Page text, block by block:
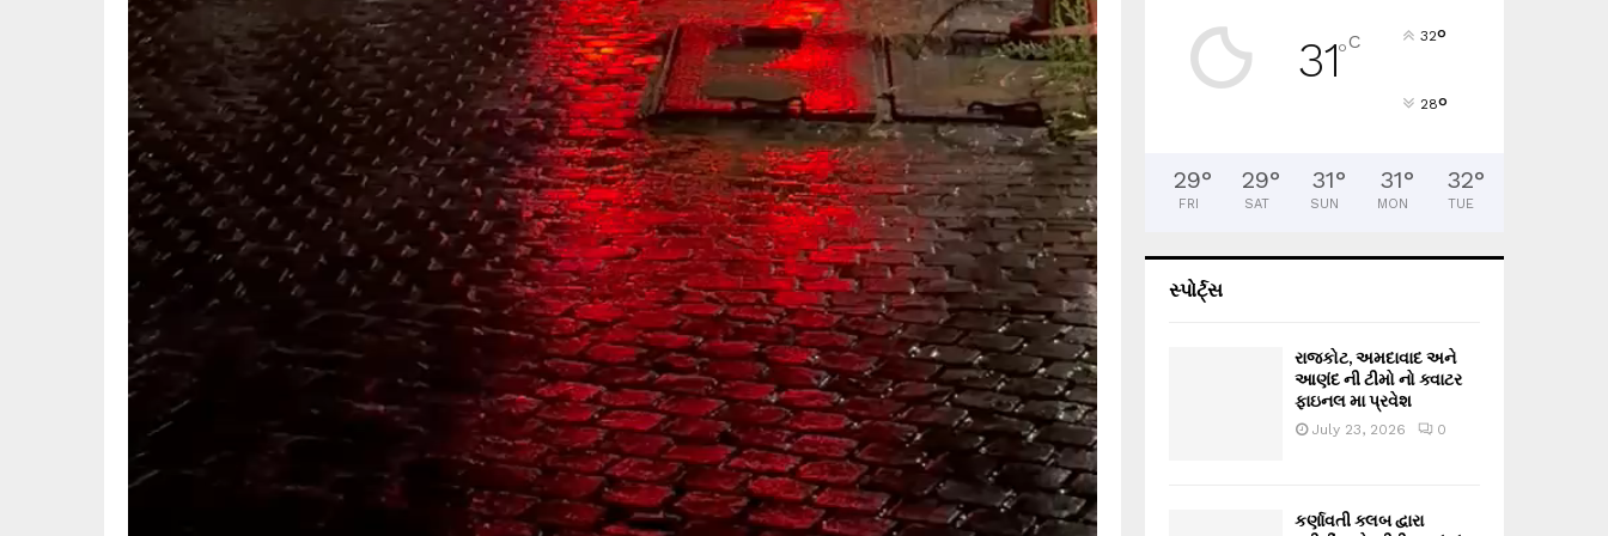
31°C 32°
28°
29°
FRI
29°
SAT
31°
SUN
31°
MON
32°
TUE
સ્પોર્ટ્સ
રાજકોટ, અમદાવાદ અને
આણંદ ની ટીમો નો ક્વાટર
ફાઇનલ મા પ્રવેશ
July 23, 2026 0
કર્ણાવતી ક્લબ દ્વારા